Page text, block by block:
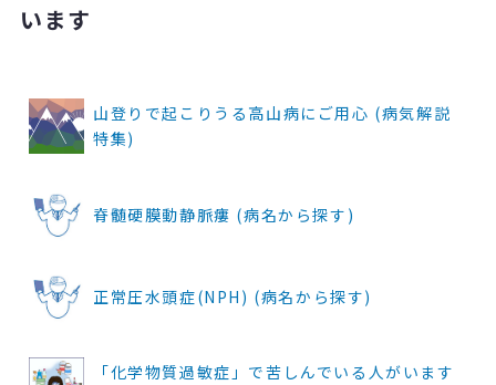
います
山登りで起こりうる高山病にご用心 (病気解説
特集)
脊髄硬膜動静脈瘻 (病名から探す)
正常圧水頭症(NPH) (病名から探す)
「化学物質過敏症」で苦しんでいる人がいます